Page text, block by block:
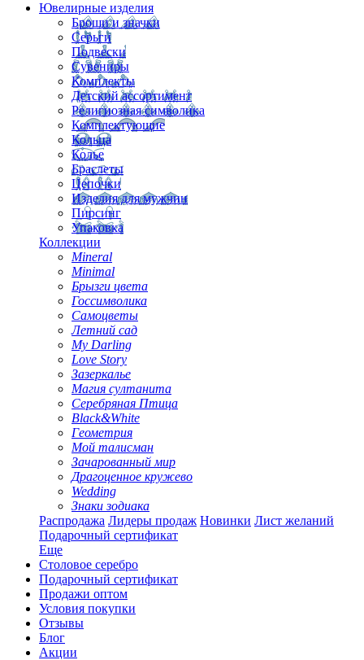
Ювелирные изделия
Броши и значки
Серьги
Подвески
Сувениры
Комплекты
Детский ассортимент
Религиозная символика
Комплектующие
Кольца
Колье
Браслеты
Цепочки
Изделия для мужчин
Пирсинг
Упаковка
Коллекции
Mineral
Minimal
Брызги цвета
Госсимволика
Самоцветы
Летний сад
My Darling
Love Story
Зазеркалье
Магия султанита
Серебряная Птица
Black&White
Геометрия
Мой талисман
Зачарованный мир
Драгоценное кружево
Wedding
Знаки зодиака
Распродажа Лидеры продаж Новинки Лист желаний
Подарочный сертификат
Еще
Столовое серебро
Подарочный сертификат
Продажи оптом
Условия покупки
Отзывы
Блог
Акции